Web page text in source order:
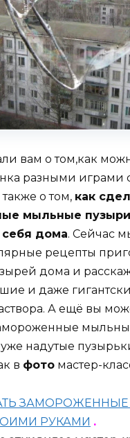
вам о том,как
разными
о том, как
мыльные
себя дома. Сейчас
рецепты
дома и
и даже
А ещё вы
надутые
в фото мастер-
РУКАМИ .